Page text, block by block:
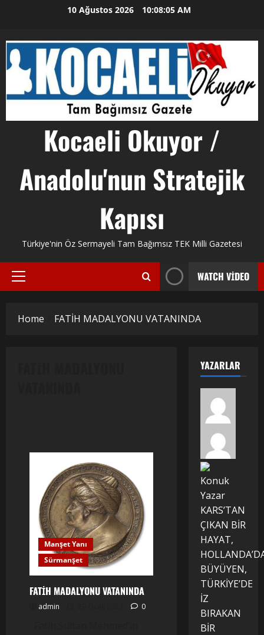
10 Ağustos 2026 10:08:06 AM
Kocaeli Okuyor /
Anadolu'nun Stratejik
Kapısı
Türkiye'nin Öz Sermayeli Tam Bağımsız TEK Milli Gazetesi
Primary
WATCH VIDEO
Home FATİH MADALYONU VATANINDA
Manşet Yanı
Sürmanşet
FATİH MADALYONU VATANINDA
admin 0
YAZARLAR
Konuk
Yazar
KARS’TAN
ÇIKAN BİR
HAYAT,
BÜYÜYEN,
TÜRKİYE’DE
İZ
BIRAKAN
BİR